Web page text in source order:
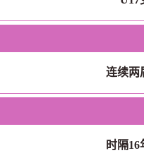
连续两
时隔